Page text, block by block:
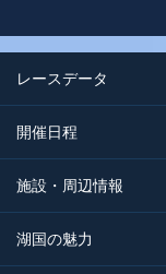
レースデータ
開催日程
施設・周辺情報
湖国の魅力